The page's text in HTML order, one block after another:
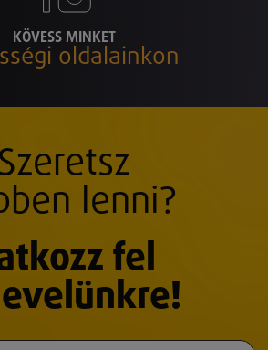
KÖVESS MINKET
oldalainkon
Szeretsz
lenni?
fel